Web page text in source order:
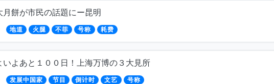
月餅が市民の話題にー昆明
地道 火腿 不菲 号称 耗费
いよあと１００日！上海万博の３大見所
发展中国家 节目 倒计时 文艺 号称